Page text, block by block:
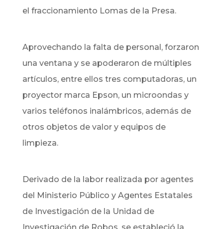
el fraccionamiento Lomas de la Presa.
Aprovechando la falta de personal, forzaron
una ventana y se apoderaron de múltiples
artículos, entre ellos tres computadoras, un
proyector marca Epson, un microondas y
varios teléfonos inalámbricos, además de
otros objetos de valor y equipos de
limpieza.
Derivado de la labor realizada por agentes
del Ministerio Público y Agentes Estatales
de Investigación de la Unidad de